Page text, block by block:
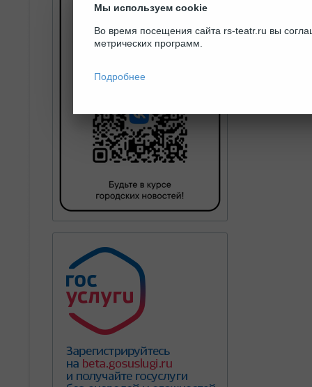
Мы используем cookie
Во время посещения сайта rs-teatr.ru вы
метрических программ.
Подробнее